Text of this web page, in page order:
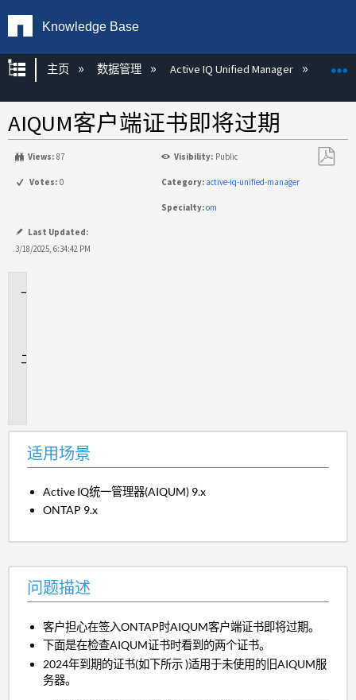
Knowledge Base
扩展/隐缩全局层次
主页 数据管理 Active IQ Unified Manager
AIQUM客户端证书即将过期
Views: 87 Visibility: Public
Votes: 0 Category: active-iq-unified-manager
Specialty:om
Last Updated:
3/18/2025, 6:34:42 PM
适用场景
Active IQ统一管理器(AIQUM) 9.x
ONTAP 9.x
问题描述
客户担心在签入ONTAP时AIQUM客户端证书即将过期。
下面是在检查AIQUM证书时看到的两个证书。
2024年到期的证书(如下所示 )适用于未使用的旧AIQUM服
务器。